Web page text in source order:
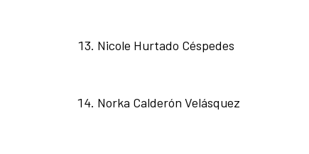
Nicole Hurtado Céspedes
Norka Calderón Velásquez